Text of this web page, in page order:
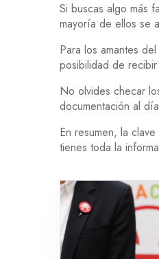
Si buscas algo más
mayoría de ellos se
Para los amantes
posibilidad de
No olvides checar
documentación al
En resumen, la
tienes toda la